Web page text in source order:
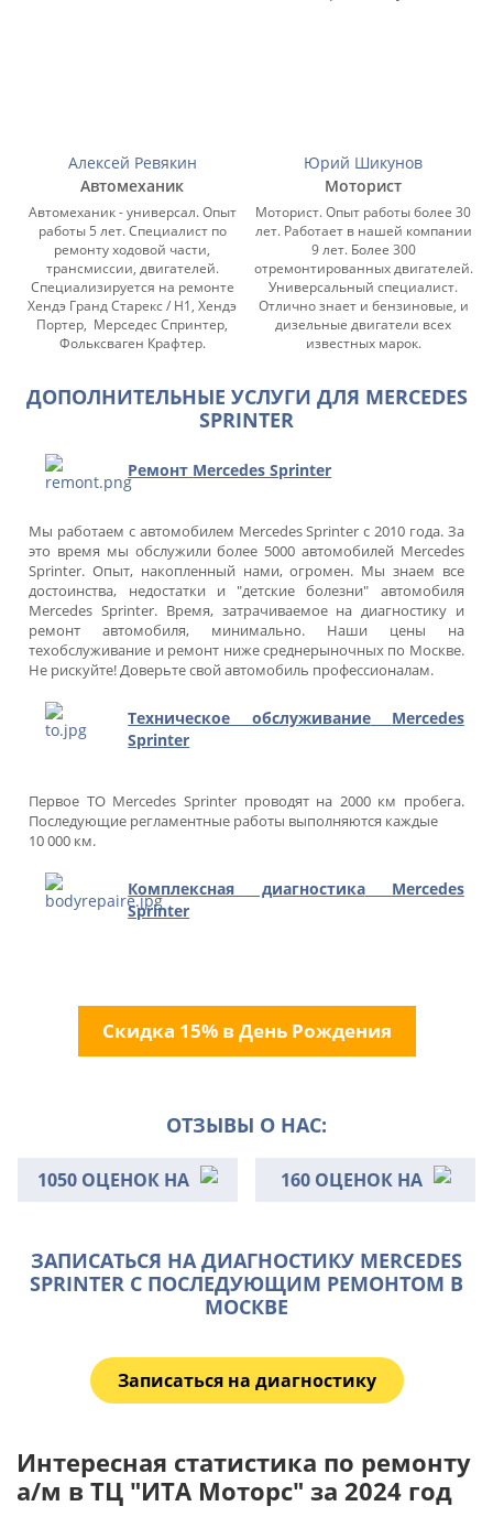
Алексей Ревякин
Автомеханик
Автомеханик - универсал. Опыт
работы 5 лет. Специалист по
ремонту ходовой части,
трансмиссии, двигателей.
Специализируется на ремонте
Хендэ Гранд Старекс / Н1, Хендэ
Портер, Мерседес Спринтер,
Фольксваген Крафтер.
Юрий Шикунов
Моторист
Моторист. Опыт работы более 30
лет. Работает в нашей компании
9 лет. Более 300
отремонтированных двигателей.
Универсальный специалист.
Отлично знает и бензиновые, и
дизельные двигатели всех
известных марок.
ДОПОЛНИТЕЛЬНЫЕ УСЛУГИ ДЛЯ MERCEDES
SPRINTER
Ремонт Mercedes Sprinter
Мы работаем с автомобилем Mercedes Sprinter c 2010 года. За
это время мы обслужили более 5000 автомобилей Mercedes
Sprinter. Опыт, накопленный нами, огромен. Мы знаем все
достоинства, недостатки и "детские болезни" автомобиля
Mercedes Sprinter. Время, затрачиваемое на диагностику и
ремонт автомобиля, минимально. Наши цены на
техобслуживание и ремонт ниже среднерыночных по Москве.
Не рискуйте! Доверьте свой автомобиль профессионалам.
Техническое обслуживание
Mercedes
Sprinter
Первое ТО Mercedes Sprinter проводят на 2000 км пробега.
Последующие регламентные работы выполняются каждые
10 000 км.
Комплексная диагностика
Mercedes
Sprinter
Скидка 15% в День Рождения
ОТЗЫВЫ О НАС:
1050 ОЦЕНОК НА 160 ОЦЕНОК НА
ЗАПИСАТЬСЯ НА ДИАГНОСТИКУ MERCEDES
SPRINTER С ПОСЛЕДУЮЩИМ РЕМОНТОМ В
МОСКВЕ
Записаться на диагностику
Интересная статистика по ремонту
а/м в ТЦ "ИТА Моторс" за 2024 год